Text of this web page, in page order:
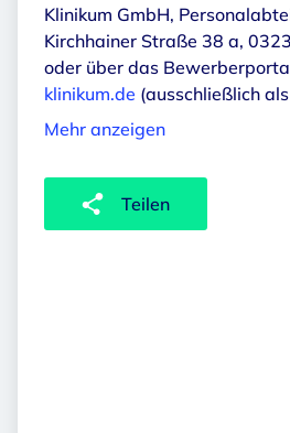
Klinikum GmbH,
Kirchhainer Straße 38 a,
oder über das
klinikum.de (ausschließlich
Mehr anzeigen
Teilen